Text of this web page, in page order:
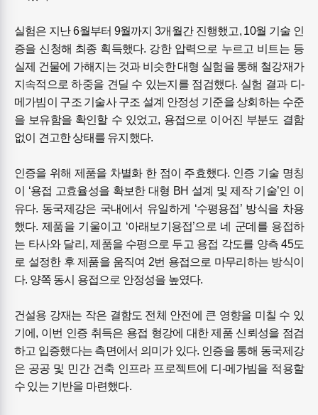
실험은 지난 6월부터 9월까지 3개월간 진행했고, 10월 기술 인
증을 신청해 최종 획득했다. 강한 압력으로 누르고 비트는 등
실제 건물에 가해지는 것과 비슷한 대형 실험을 통해 철강재가
지속적으로 하중을 견딜 수 있는지를 점검했다. 실험 결과 디-
메가빔이 구조 기술사 구조 설계 안정성 기준을 상회하는 수준
을 보유함을 확인할 수 있었고, 용접으로 이어진 부분도 결함
없이 견고한 상태를 유지했다.
인증을 위해 제품을 차별화 한 점이 주효했다. 인증 기술 명칭
이 ‘용접 고효율성을 확보한 대형 BH 설계 및 제작 기술’인 이
유다. 동국제강은 국내에서 유일하게 ‘수평용접’ 방식을 차용
했다. 제품을 기울이고 ‘아래보기용접’으로 네 군데를 용접하
는 타사와 달리, 제품을 수평으로 두고 용접 각도를 양측 45도
로 설정한 후 제품을 움직여 2번 용접으로 마무리하는 방식이
다. 양쪽 동시 용접으로 안정성을 높였다.
건설용 강재는 작은 결함도 전체 안전에 큰 영향을 미칠 수 있
기에, 이번 인증 취득은 용접 형강에 대한 제품 신뢰성을 점검
하고 입증했다는 측면에서 의미가 있다. 인증을 통해 동국제강
은 공공 및 민간 건축 인프라 프로젝트에 디-메가빔을 적용할
수 있는 기반을 마련했다.